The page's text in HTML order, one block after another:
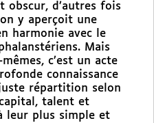
obscur, d’autres fois
y aperçoit une
harmonie avec le
Mais
c’est un acte
connaissance
répartition selon
talent et
leur plus simple et